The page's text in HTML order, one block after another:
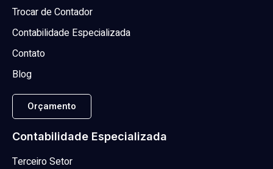
Trocar de Contador
Contabilidade Especializada
Contato
Blog
Orçamento
Contabilidade Especializada
Terceiro Setor